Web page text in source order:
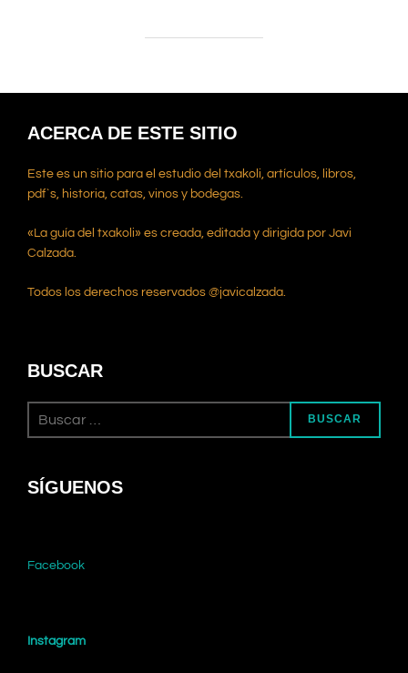
ACERCA DE ESTE SITIO
Este es un sitio para el estudio del txakoli, artículos, libros,
pdf`s, historia, catas, vinos y bodegas.
«La guía del txakoli» es creada, editada y dirigida por Javi
Calzada.
Todos los derechos reservados @javicalzada.
BUSCAR
BUSCAR
SÍGUENOS
Facebook
Instagram